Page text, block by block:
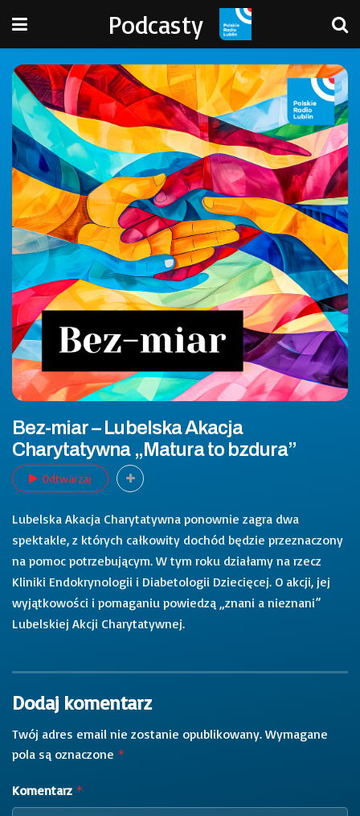
Podcasty
Bez-miar – Lubelska Akacja
Charytatywna „Matura to bzdura”
Odtwarzaj
Lubelska Akacja Charytatywna ponownie zagra dwa
spektakle, z których całkowity dochód będzie przeznaczony
na pomoc potrzebującym. W tym roku działamy na rzecz
Kliniki Endokrynologii i Diabetologii Dziecięcej. O akcji, jej
wyjątkowości i pomaganiu powiedzą „znani a nieznani”
Lubelskiej Akcji Charytatywnej.
Dodaj komentarz
Twój adres email nie zostanie opublikowany. Wymagane
pola są oznaczone *
Komentarz *